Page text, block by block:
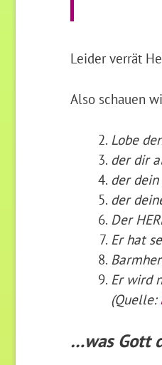
Leider verrät
Also schauen
Lobe
der dir
der
der
Der
Er hat
Er wird
(Quelle:
…was Gott